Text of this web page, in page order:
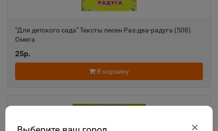
✕
"Для детского сада" Тексты песен Раз-два-радуга (508)
Омега
25р.
В корзину